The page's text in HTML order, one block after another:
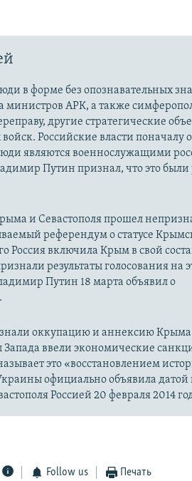
в форме без опознавательных
министров АРК, а также
другие стратегические
Российские власти поначалу
являются военнослужащими
Путин признал, что это были
и Севастополя прошел
референдум о статусе
Россия включила Крым в свой
результаты голосования на
Путин 18 марта объявил о
оккупацию и аннексию
ввели экономические
это «восстановлением
официально объявила датой
Россией 20 февраля 2014
Follow us Печать